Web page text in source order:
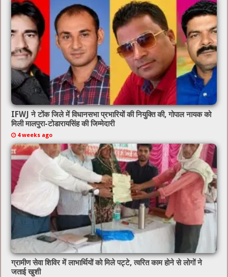
IFWJ ने टोंक जिले में विधानसभा प्रभारियों की नियुक्ति की, गोपाल नायक को
मिली मालपुरा-टोडारायसिंह की जिम्मेदारी
4 weeks ago
ग्रामीण सेवा शिविर में लाभार्थियों को मिले पट्टे, त्वरित काम होने से लोगों ने
जताई खुशी